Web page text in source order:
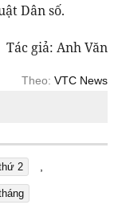
Dân số.
Tác giả: Anh Văn
Theo: VTC News
2